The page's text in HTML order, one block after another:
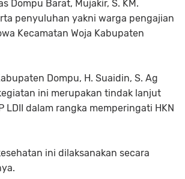
Dompu Barat, Mujakir, S. KM.
penyuluhan yakni warga pengajian
Kecamatan Woja Kabupaten
Dompu, H. Suaidin, S. Ag
ini merupakan tindak lanjut
LDII dalam rangka memperingati HKN
ini dilaksanakan secara